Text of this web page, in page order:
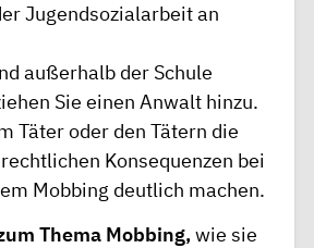
Jugendsozialarbeit an
außerhalb der Schule
Sie einen Anwalt hinzu.
Täter oder den Tätern die
Konsequenzen bei
Mobbing deutlich machen.
Thema Mobbing,wie sie